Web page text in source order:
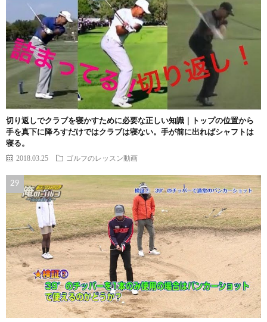
切り返しでクラブを寝かすために必要な正しい知識｜トップの位置から
手を真下に降ろすだけではクラブは寝ない。手が前に出ればシャフトは
寝る。
2018.03.25 ゴルフのレッスン動画